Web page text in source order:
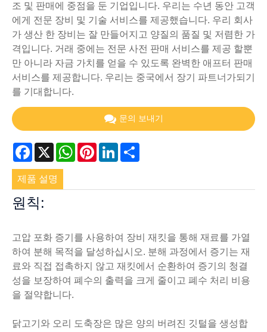
조 및 판매에 중점을 둔 기업입니다. 우리는 수년 동안 고객
에게 전문 장비 및 기술 서비스를 제공했습니다. 우리 회사
가 생산 한 장비는 잘 만들어지고 양질의 품질 및 저렴한 가
격입니다. 거래 중에는 전문 사전 판매 서비스를 제공 할뿐
만 아니라 자금 가치를 얻을 수 있도록 완벽한 애프터 판매
서비스를 제공합니다. 우리는 중국에서 장기 파트너가되기
를 기대합니다.
문의 보내기
Facebook
X WhatsApp
PinterestLinkedIn
제품 설명
원칙:
고압 포화 증기를 사용하여 장비 재킷을 통해 재료를 가열
하여 분해 목적을 달성하십시오. 분해 과정에서 증기는 재
료와 직접 접촉하지 않고 재킷에서 순환하여 증기의 청결
성을 보장하여 폐수의 출력을 크게 줄이고 폐수 처리 비용
을 절약합니다.
닭고기와 오리 도축장은 많은 양의 버려진 깃털을 생성합